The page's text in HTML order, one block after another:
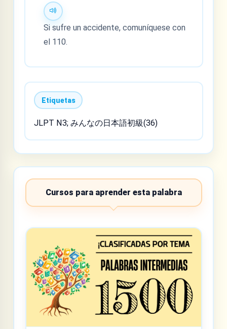
Si sufre un accidente, comuníquese con
el 110.
Etiquetas
JLPT N3; みんなの日本語初級(36)
Cursos para aprender esta palabra